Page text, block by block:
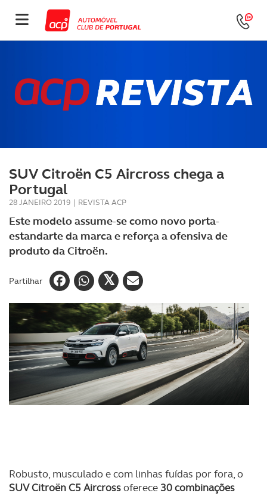
SUV Citroën C5 Aircross chega a
Portugal
28 JANEIRO 2019 | REVISTA ACP
Este modelo assume-se como novo porta-
estandarte da marca e reforça a ofensiva de
produto da Citroën.
Partilhar
Robusto, musculado e com linhas fuídas por fora, o
SUV Citroën C5 Aircrossoferece 30 combinações